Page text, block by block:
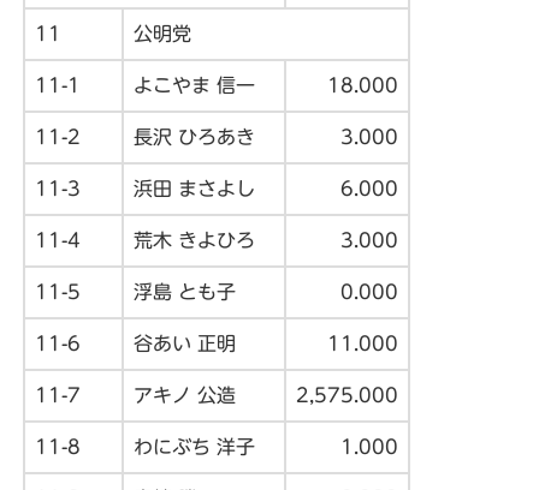
11 公明党
11-1 よこやま 信一 18.000
11-2 長沢 ひろあき 3.000
11-3 浜田 まさよし 6.000
11-4 荒木 きよひろ 3.000
11-5 浮島 とも子 0.000
11-6 谷あい 正明 11.000
11-7 アキノ 公造 2,575.000
11-8 わにぶち 洋子 1.000